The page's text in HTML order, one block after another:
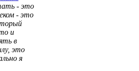
- это
- это
и
в
это
я